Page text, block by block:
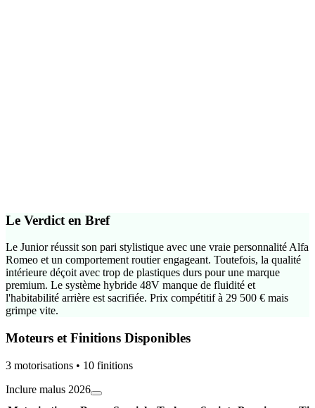
Le Verdict en Bref
Le Junior réussit son pari stylistique avec une vraie personnalité Alfa
Romeo et un comportement routier engageant. Toutefois, la qualité
intérieure déçoit avec trop de plastiques durs pour une marque
premium. Le système hybride 48V manque de fluidité et
l'habitabilité arrière est sacrifiée. Prix compétitif à 29 500 € mais
grimpe vite.
Moteurs et Finitions Disponibles
3 motorisations • 10 finitions
Inclure malus 2026